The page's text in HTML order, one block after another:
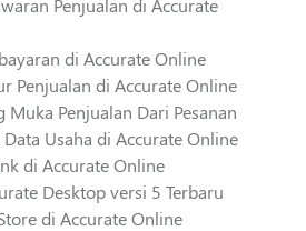
Penjualan di Accurate
di Accurate Online
Penjualan di Accurate Online
Muka Penjualan Dari Pesanan
Usaha di Accurate Online
di Accurate Online
Desktop versi 5 Terbaru
di Accurate Online